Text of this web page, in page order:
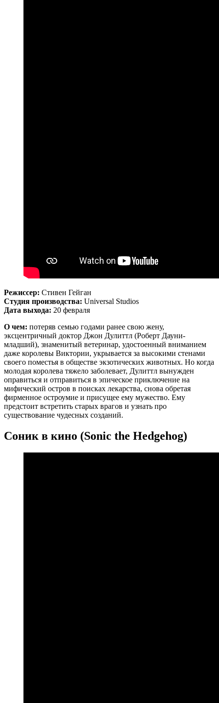
Режиссер: Стивен Гейган
Студия производства: Universal Studios
Дата выхода: 20 февраля
О чем: потеряв семью годами ранее свою жену,
эксцентричный доктор Джон Дулиттл (Роберт Дауни-
младший), знаменитый ветеринар, удостоенный вниманием
даже королевы Виктории, укрывается за высокими стенами
своего поместья в обществе экзотических животных. Но когда
молодая королева тяжело заболевает, Дулиттл вынужден
оправиться и отправиться в эпическое приключение на
мифический остров в поисках лекарства, снова обретая
фирменное остроумие и присущее ему мужество. Ему
предстоит встретить старых врагов и узнать про
существование чудесных созданий.
Соник в кино (Sonic the Hedgehog)